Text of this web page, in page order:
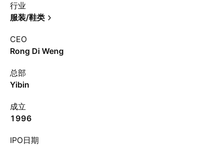
行业
服装/鞋类
CEO
Rong Di Weng
总部
Yibin
成立
1996
IPO日期